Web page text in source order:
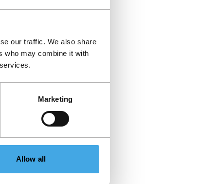
our traffic. We also share
who may combine it with
Marketing
Allow all